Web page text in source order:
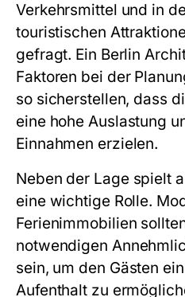
Verkehrsmittel und in
touristischen
gefragt. Ein Berlin
Faktoren bei der
so sicherstellen, dass
eine hohe Auslastung
Einnahmen erzielen.
Neben der Lage spielt
eine wichtige Rolle.
Ferienimmobilien
notwendigen
sein, um den Gästen
Aufenthalt zu